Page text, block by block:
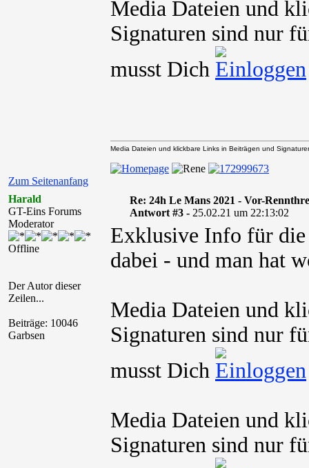
Media Dateien und
Signaturen sind nur
musst Dich
Zum Seitenanfang
Media Dateien und klickbare Links in Beiträgen und
Harald
GT-Eins Forums
Moderator
Offline
Der Autor dieser
Zeilen...
Beiträge: 10046
Garbsen
Re: 24h Le Mans 2021 - Vor-
Antwort #3 - 25.02.21 um 22:13:02
Exklusive Info für
dabei - und man hat
Media Dateien und
Signaturen sind nur
musst Dich
Media Dateien und
Signaturen sind nur